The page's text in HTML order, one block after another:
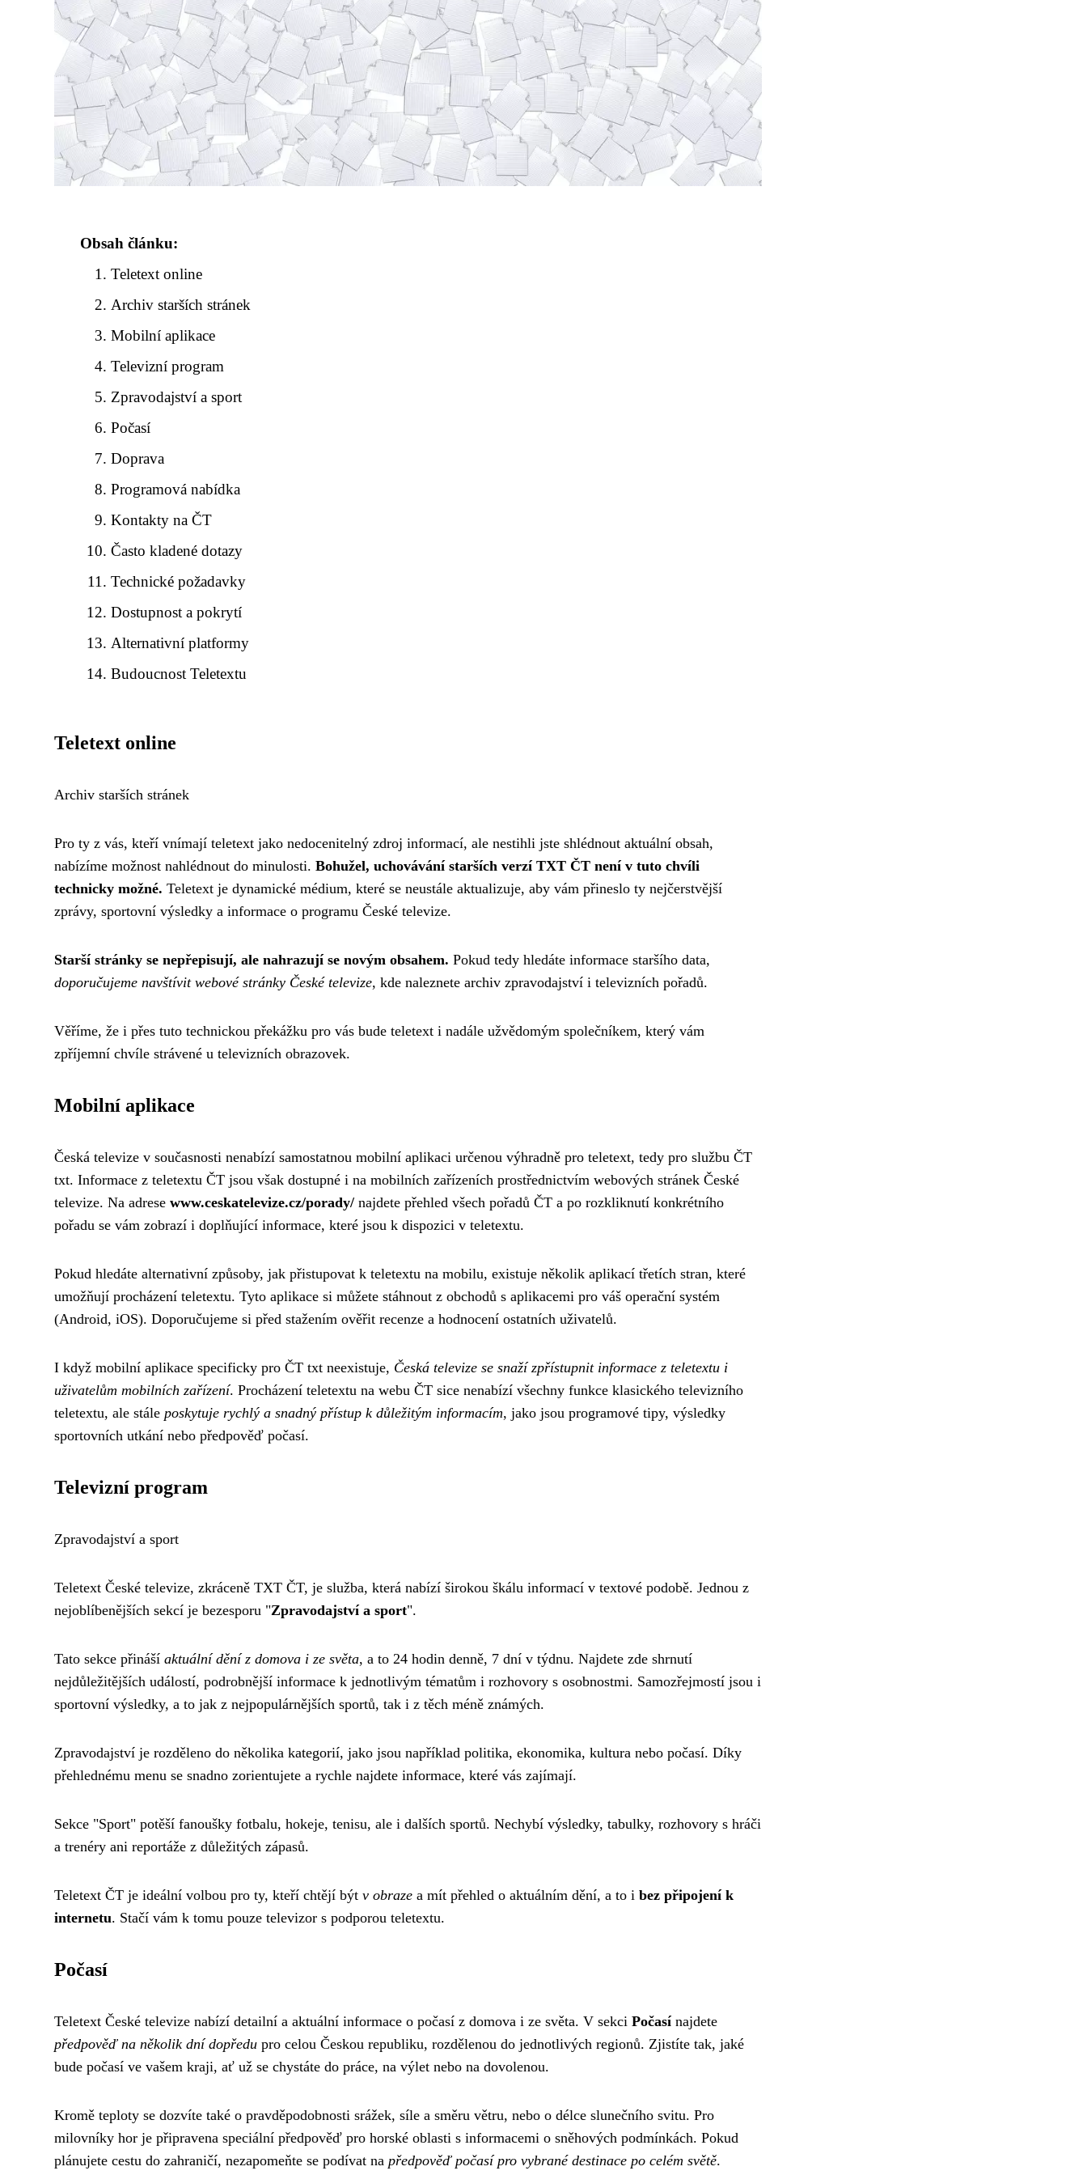
Obsah článku:
Teletext online
Archiv starších stránek
Mobilní aplikace
Televizní program
Zpravodajství a sport
Počasí
Doprava
Programová nabídka
Kontakty na ČT
Často kladené dotazy
Technické požadavky
Dostupnost a pokrytí
Alternativní platformy
Budoucnost Teletextu
Teletext online
Archiv starších stránek
Pro ty z vás, kteří vnímají teletext jako nedocenitelný zdroj informací, ale nestihli jste shlédnout aktuální obsah,
nabízíme možnost nahlédnout do minulosti. Bohužel, uchovávání starších verzí TXT ČT není v tuto chvíli
technicky možné. Teletext je dynamické médium, které se neustále aktualizuje, aby vám přineslo ty nejčerstvější
zprávy, sportovní výsledky a informace o programu České televize.
Starší stránky se nepřepisují, ale nahrazují se novým obsahem. Pokud tedy hledáte informace staršího data,
doporučujeme navštívit webové stránky České televize, kde naleznete archiv zpravodajství i televizních pořadů.
Věříme, že i přes tuto technickou překážku pro vás bude teletext i nadále užvědomým společníkem, který vám
zpříjemní chvíle strávené u televizních obrazovek.
Mobilní aplikace
Česká televize v současnosti nenabízí samostatnou mobilní aplikaci určenou výhradně pro teletext, tedy pro službu ČT
txt. Informace z teletextu ČT jsou však dostupné i na mobilních zařízeních prostřednictvím webových stránek České
televize. Na adrese www.ceskatelevize.cz/porady/ najdete přehled všech pořadů ČT a po rozkliknutí konkrétního
pořadu se vám zobrazí i doplňující informace, které jsou k dispozici v teletextu.
Pokud hledáte alternativní způsoby, jak přistupovat k teletextu na mobilu, existuje několik aplikací třetích stran, které
umožňují procházení teletextu. Tyto aplikace si můžete stáhnout z obchodů s aplikacemi pro váš operační systém
(Android, iOS). Doporučujeme si před stažením ověřit recenze a hodnocení ostatních uživatelů.
I když mobilní aplikace specificky pro ČT txt neexistuje, Česká televize se snaží zpřístupnit informace z teletextu i
uživatelům mobilních zařízení. Procházení teletextu na webu ČT sice nenabízí všechny funkce klasického televizního
teletextu, ale stále poskytuje rychlý a snadný přístup k důležitým informacím, jako jsou programové tipy, výsledky
sportovních utkání nebo předpověď počasí.
Televizní program
Zpravodajství a sport
Teletext České televize, zkráceně TXT ČT, je služba, která nabízí širokou škálu informací v textové podobě. Jednou z
nejoblíbenějších sekcí je bezesporu "Zpravodajství a sport".
Tato sekce přináší aktuální dění z domova i ze světa, a to 24 hodin denně, 7 dní v týdnu. Najdete zde shrnutí
nejdůležitějších událostí, podrobnější informace k jednotlivým tématům i rozhovory s osobnostmi. Samozřejmostí jsou i
sportovní výsledky, a to jak z nejpopulárnějších sportů, tak i z těch méně známých.
Zpravodajství je rozděleno do několika kategorií, jako jsou například politika, ekonomika, kultura nebo počasí. Díky
přehlednému menu se snadno zorientujete a rychle najdete informace, které vás zajímají.
Sekce "Sport" potěší fanoušky fotbalu, hokeje, tenisu, ale i dalších sportů. Nechybí výsledky, tabulky, rozhovory s hráči
a trenéry ani reportáže z důležitých zápasů.
Teletext ČT je ideální volbou pro ty, kteří chtějí být v obraze a mít přehled o aktuálním dění, a to i bez připojení k
internetu. Stačí vám k tomu pouze televizor s podporou teletextu.
Počasí
Teletext České televize nabízí detailní a aktuální informace o počasí z domova i ze světa. V sekci Počasínajdete
předpověď na několik dní dopředu pro celou Českou republiku, rozdělenou do jednotlivých regionů. Zjistíte tak, jaké
bude počasí ve vašem kraji, ať už se chystáte do práce, na výlet nebo na dovolenou.
Kromě teploty se dozvíte také o pravděpodobnosti srážek, síle a směru větru, nebo o délce slunečního svitu. Pro
milovníky hor je připravena speciální předpověď pro horské oblasti s informacemi o sněhových podmínkách. Pokud
plánujete cestu do zahraničí, nezapomeňte se podívat na předpověď počasí pro vybrané destinace po celém světě.